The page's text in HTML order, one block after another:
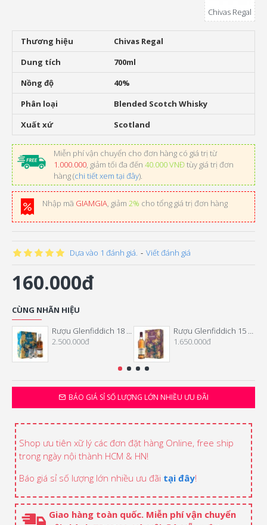
Thương hiệu
Chivas Regal
Dung tích
700ml
Nồng độ
40%
Phân loại
Blended Scotch Whisky
Xuất xứ
Scotland
Miễn phí vận chuyển cho đơn hàng có giá trị từ
1.000.000, giảm tối đa đến 40.000 VNĐtùy giá trị đơn
hàng (chi tiết xem tại đây).
Nhập mã GIAMGIA, giảm 2% cho tổng giá trị đơn hàng
Chivas Regal
Dựa vào 1 đánh giá. - Viết đánh giá
160.000đ
BÁO GIÁ SỈ SỐ LƯỢNG LỚN NHIỀU ƯU ĐÃI
CÙNG NHÃN HIỆU
Rượu Glenfiddich 18 Năm Hộp Quà Tết 2026
2.500.000đ
Rượu Glenfiddich 15 Năm Hộp Quà Tết 2026
1.650.000đ
Shop ưu tiên xữ lý các đơn đặt hàng Online, free ship
trong ngày nội thành HCM & HN!
Báo giá sỉ số lượng lớn nhiều ưu đãi tại đây!
Giao hàng toàn quốc. Miễn phí vận chuyển